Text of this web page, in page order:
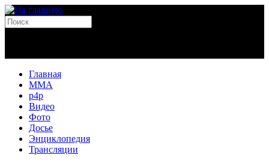
Главная
MMA
p4p
Видео
Фото
Досье
Энциклопедия
Трансляции